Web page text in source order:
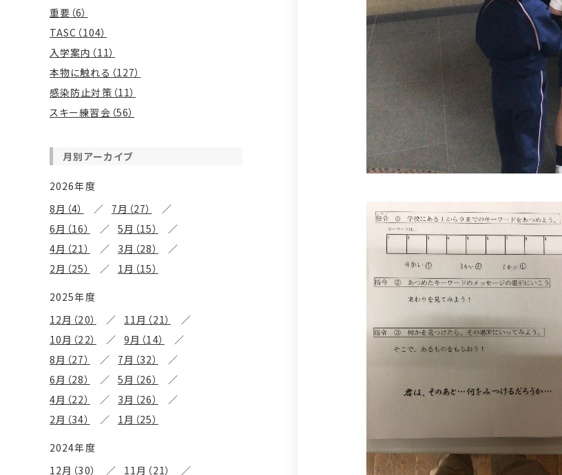
重要（6）
TASC（104）
入学案内（11）
本物に触れる（127）
感染防止対策（11）
スキー練習会（56）
月別アーカイブ
2026年度
8月（4）
7月（27）
6月（16）
5月（15）
4月（21）
3月（28）
2月（25）
1月（15）
2025年度
12月（20）
11月（21）
10月（22）
9月（14）
8月（27）
7月（32）
6月（28）
5月（26）
4月（22）
3月（26）
2月（34）
1月（25）
2024年度
12月（30）
11月（21）